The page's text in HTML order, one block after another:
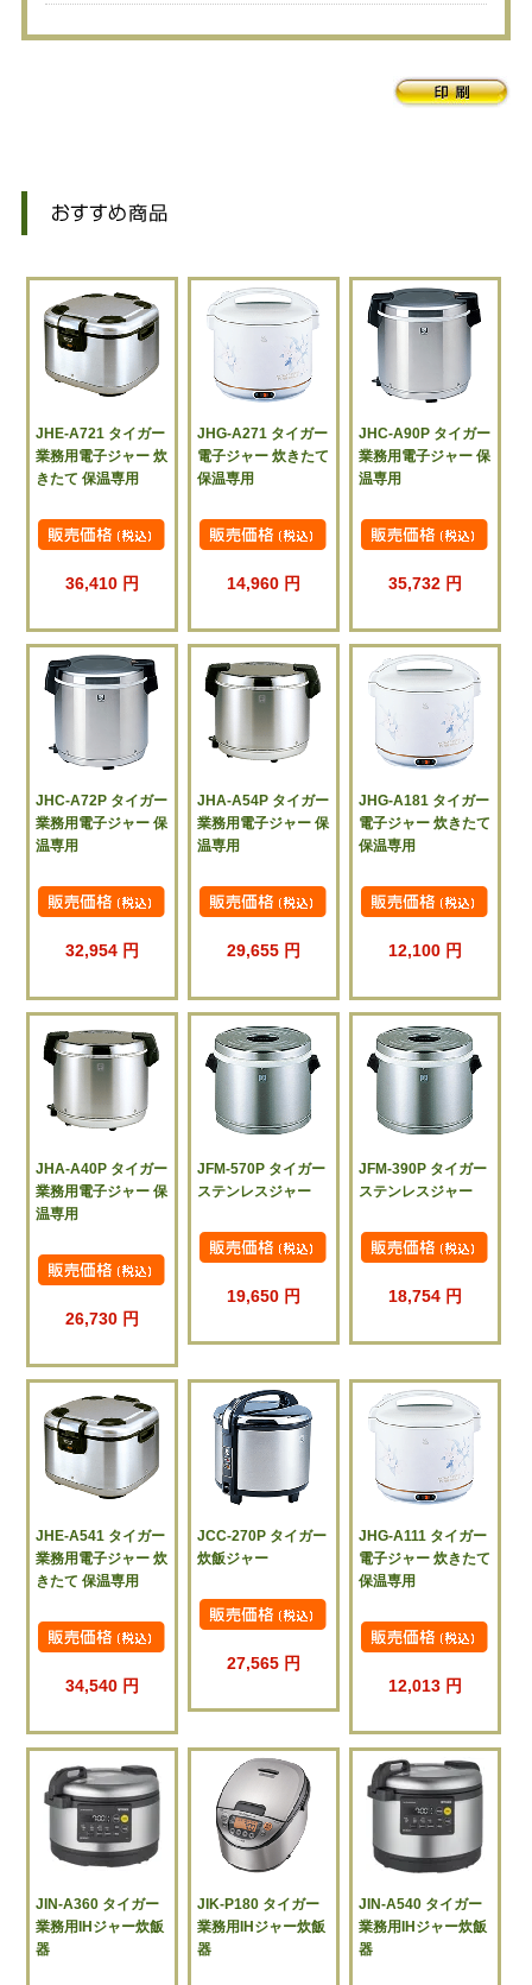
JHE-A721 タイガー
業務用電子ジャー 炊
きたて 保温専用
36,410 円
JHG-A271 タイガー
電子ジャー 炊きたて
保温専用
14,960 円
JHC-A90P タイガー
業務用電子ジャー 保
温専用
35,732 円
JHC-A72P タイガー
業務用電子ジャー 保
温専用
32,954 円
JHA-A54P タイガー
業務用電子ジャー 保
温専用
29,655 円
JHG-A181 タイガー
電子ジャー 炊きたて
保温専用
12,100 円
JHA-A40P タイガー
業務用電子ジャー 保
温専用
26,730 円
JFM-570P タイガー
ステンレスジャー
19,650 円
JFM-390P タイガー
ステンレスジャー
18,754 円
JHE-A541 タイガー
業務用電子ジャー 炊
きたて 保温専用
34,540 円
JCC-270P タイガー
炊飯ジャー
27,565 円
JHG-A111 タイガー
電子ジャー 炊きたて
保温専用
12,013 円
JIN-A360 タイガー
業務用IHジャー炊飯
器
JIK-P180 タイガー
業務用IHジャー炊飯
器
JIN-A540 タイガー
業務用IHジャー炊飯
器